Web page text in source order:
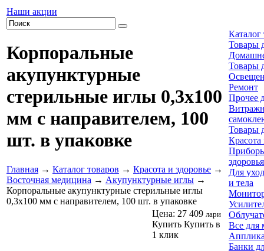
Наши акции
Корпоральные
акупунктурные
стерильные иглы 0,3х100
мм с направителем, 100
шт. в упаковке
Главная → Каталог товаров → Красота и здоровье →
Восточная медицина → Акупунктурные иглы →
Корпоральные акупунктурные стерильные иглы
0,3х100 мм с направителем, 100 шт. в упаковке
Цена: 27 409 лари
Купить Купить в
1 клик
Каталог
Товары
Товары
Ремонт
Прочее
Товары
Красота
здоровья
Для
и тела
Все для
Банки